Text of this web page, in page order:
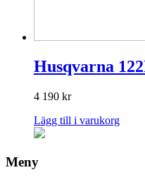
Husqvarna
4 190 kr
Lägg till i varukorg
Meny